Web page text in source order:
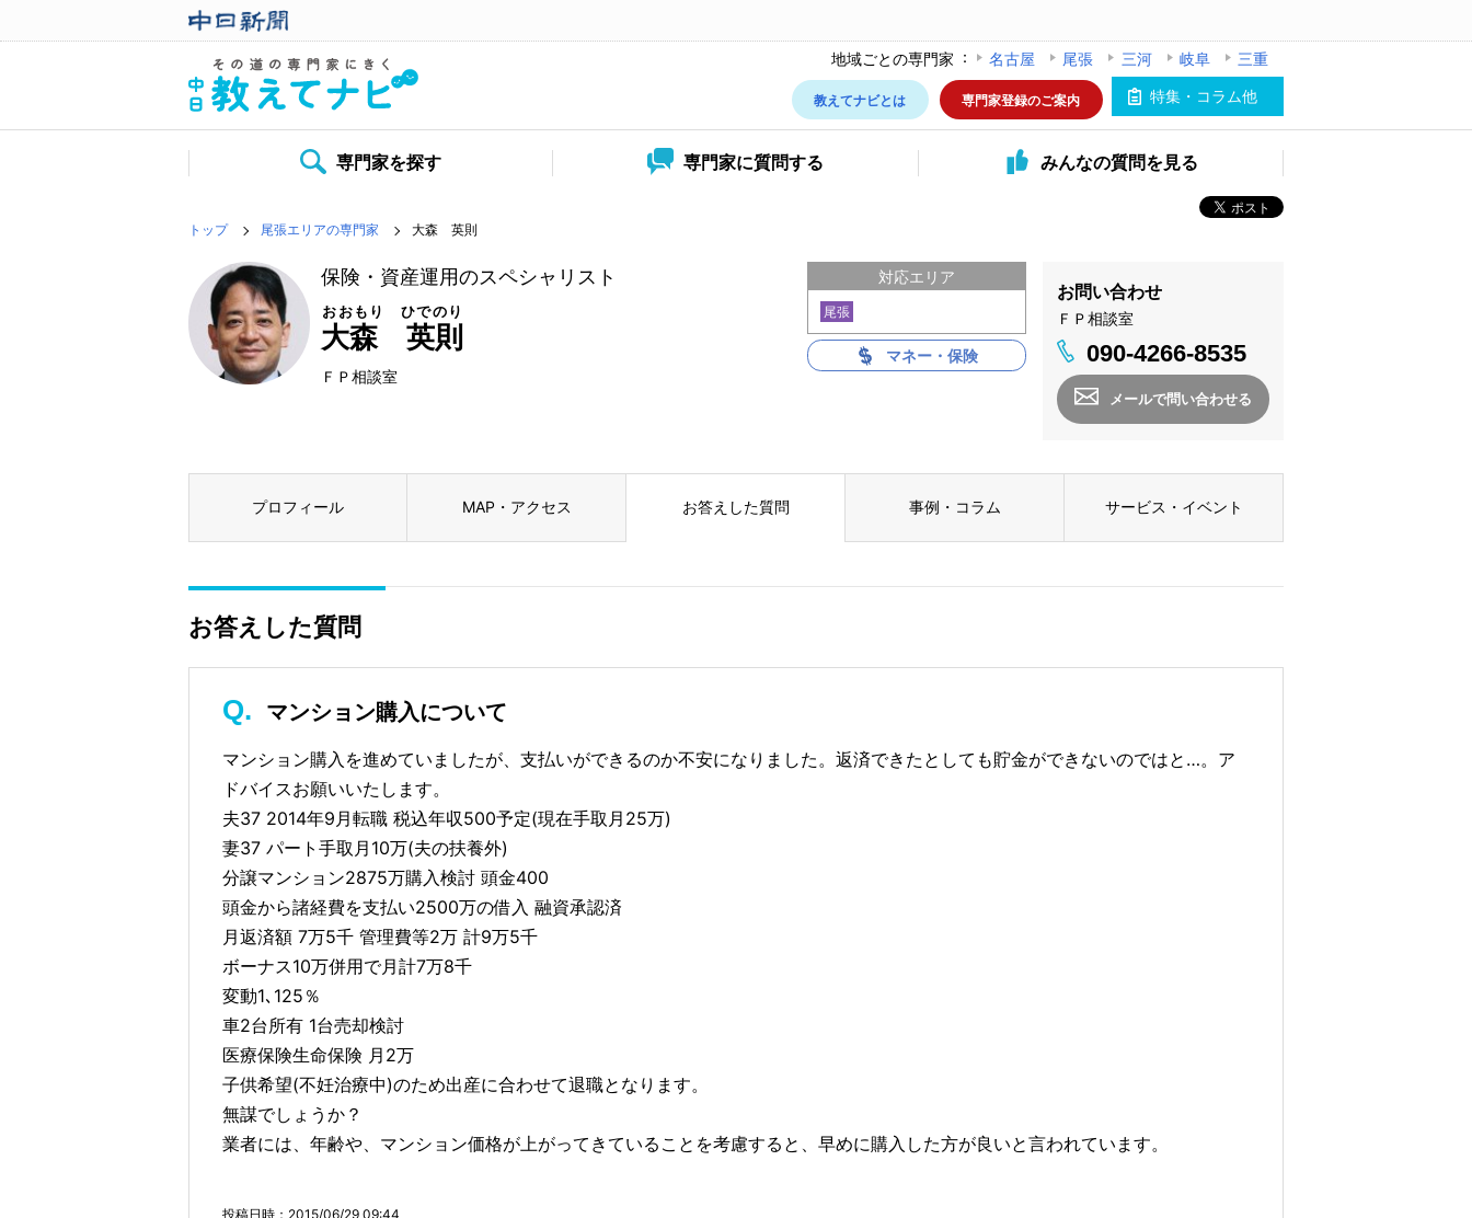
地域ごとの専門家 名古屋 尾張 三河 岐阜
三重
特集・コラム他
教えてナビとは 専門家登録のご案内
専門家を探す 専門家に質問する みんなの質問を見る
トップ 尾張エリアの専門家 大森 英則
保険・資産運用のスペシャリスト
大森 英則
おおもり ひでのり
ＦＰ相談室
お問い合わせ
ＦＰ相談室
090-4266-8535
メールで問い合わせる
対応エリア
尾張
マネー・保険
プロフィール MAP・アクセス お答えした質問 事例・コラム サービス・イベント
お答えした質問
マンション購入について
マンション購入を進めていましたが、支払いができるのか不安になりました。返済できたとしても貯金ができないのではと…。ア
ドバイスお願いいたします。
夫37 2014年9月転職 税込年収500予定(現在手取月25万)
妻37 パート手取月10万(夫の扶養外)
分譲マンション2875万購入検討 頭金400
頭金から諸経費を支払い2500万の借入 融資承認済
月返済額 7万5千 管理費等2万 計9万5千
ボーナス10万併用で月計7万8千
変動1､125％
車2台所有 1台売却検討
医療保険生命保険 月2万
子供希望(不妊治療中)のため出産に合わせて退職となります。
無謀でしょうか？
業者には、年齢や、マンション価格が上がってきていることを考慮すると、早めに購入した方が良いと言われています。
投稿日時：2015/06/29 09:44